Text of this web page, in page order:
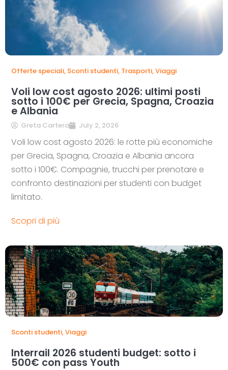
Offerte speciali, Sconti studenti, Trasporti,Viaggi
Voli low cost agosto 2026: ultimi posti
sotto i 100€ per Grecia, Spagna, Croazia
e Albania
Greta Cartera July 2, 2026
Voli low cost agosto 2026: le rotte più economiche
per Grecia, Spagna, Croazia e Albania ancora
sotto i 100€. Compagnie, trucchi per prenotare e
confronto destinazioni per studenti con budget
limitato.
Scopri di più
Sconti studenti,Viaggi
Interrail 2026 studenti budget: sotto i
500€ con pass Youth